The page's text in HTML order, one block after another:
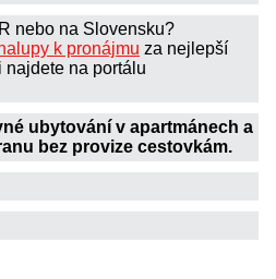
nebo na Slovensku?
k pronájmu za nejlepší
najdete na portálu
ubytování v apartmánech a
bez provize cestovkám.